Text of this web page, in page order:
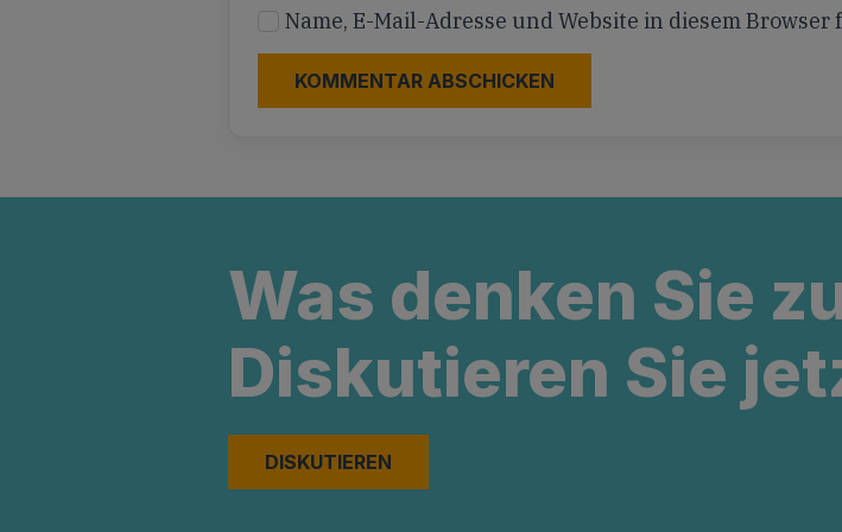
Name, E-Mail-Adresse und Website in diesem
Was denken Sie
Diskutieren Sie
DISKUTIEREN